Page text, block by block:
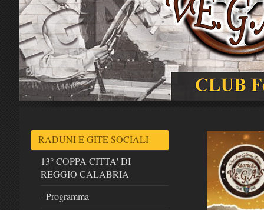
RADUNI E GITE SOCIALI
13° COPPA CITTA' DI
REGGIO CALABRIA
- Programma